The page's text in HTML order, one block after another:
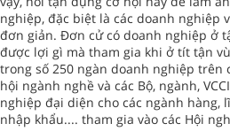
nghiệp, đặc biệt là các doanh nghiệp
đơn giản. Đơn cử có doanh nghiệp ở
được lợi gì mà tham gia khi ở tít tận
trong số 250 ngàn doanh nghiệp trên
hội ngành nghề và các Bộ, ngành,
nghiệp đại diện cho các ngành hàng,
nhập khẩu.... tham gia vào các Hội